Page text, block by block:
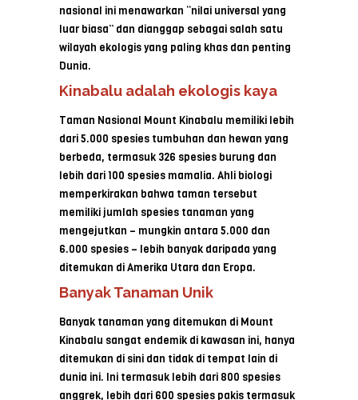
nasional ini menawarkan “nilai universal yang
luar biasa” dan dianggap sebagai salah satu
wilayah ekologis yang paling khas dan penting
Dunia.
Kinabalu adalah ekologis kaya
Taman Nasional Mount Kinabalu memiliki lebih
dari 5.000 spesies tumbuhan dan hewan yang
berbeda, termasuk 326 spesies burung dan
lebih dari 100 spesies mamalia. Ahli biologi
memperkirakan bahwa taman tersebut
memiliki jumlah spesies tanaman yang
mengejutkan – mungkin antara 5.000 dan
6.000 spesies – lebih banyak daripada yang
ditemukan di Amerika Utara dan Eropa.
Banyak Tanaman Unik
Banyak tanaman yang ditemukan di Mount
Kinabalu sangat endemik di kawasan ini, hanya
ditemukan di sini dan tidak di tempat lain di
dunia ini. Ini termasuk lebih dari 800 spesies
anggrek, lebih dari 600 spesies pakis termasuk